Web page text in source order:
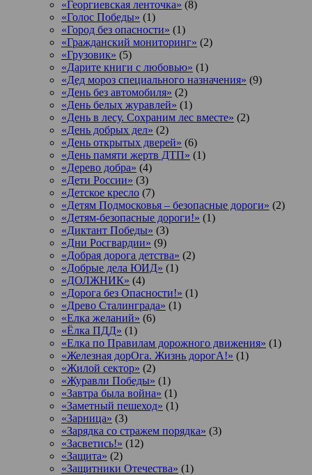
«Георгиевская ленточка» (8)
«Голос Победы» (1)
«Город без опасности» (1)
«Гражданский мониторинг» (2)
«Грузовик» (5)
«Дарите книги с любовью» (1)
«Дед мороз специального назначения» (9)
«День без автомобиля» (2)
«День белых журавлей» (1)
«День в лесу. Сохраним лес вместе» (2)
«День добрых дел» (2)
«День открытых дверей» (6)
«День памяти жертв ДТП» (1)
«Дерево добра» (4)
«Дети России» (3)
«Детское кресло (7)
«Детям Подмосковья – безопасные дороги» (2)
«Детям-безопасные дороги!» (1)
«Диктант Победы» (3)
«Дни Росгвардии» (9)
«Добрая дорога детства» (2)
«Добрые дела ЮИД» (1)
«ДОЛЖНИК» (4)
«Дорога без Опасности!» (1)
«Древо Сталинграда» (1)
«Елка желаний» (6)
«Ёлка ПДД» (1)
«Елка по Правилам дорожного движения» (1)
«Железная дорОга. Жизнь дорогА!» (1)
«Жилой сектор» (2)
«Журавли Победы» (1)
«Завтра была война» (1)
«Заметный пешеход» (1)
«Зарница» (3)
«Зарядка со стражем порядка» (3)
«Засветись!» (12)
«Защита» (2)
«Защитники Отечества» (1)